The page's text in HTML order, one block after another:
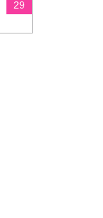
29